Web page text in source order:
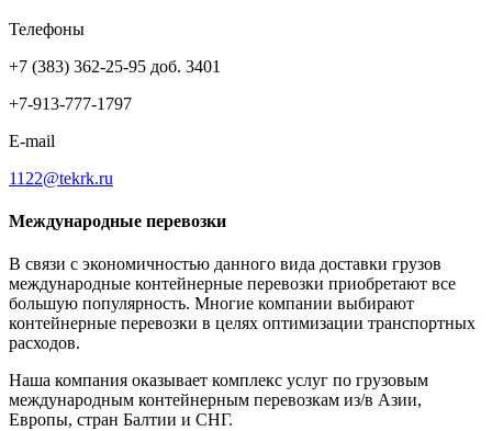
Телефоны
+7 (383) 362-25-95 доб. 3401
+7-913-777-1797
E-mail
1122@tekrk.ru
Международные перевозки
В связи с экономичностью данного вида доставки грузов
международные контейнерные перевозки приобретают все
большую популярность. Многие компании выбирают
контейнерные перевозки в целях оптимизации транспортных
расходов.
Наша компания оказывает комплекс услуг по грузовым
международным контейнерным перевозкам из/в Азии,
Европы, стран Балтии и СНГ.